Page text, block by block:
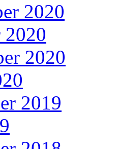
2020
2020
2020
2019